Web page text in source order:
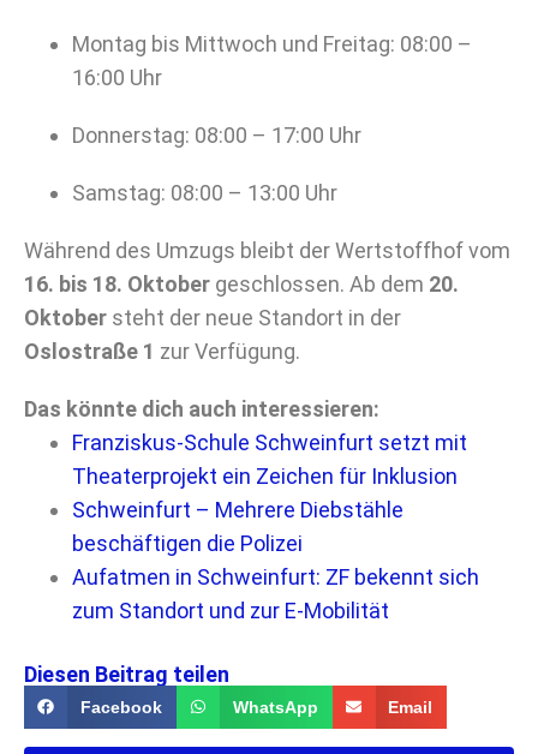
Montag bis Mittwoch und Freitag: 08:00 –
16:00 Uhr
Donnerstag: 08:00 – 17:00 Uhr
Samstag: 08:00 – 13:00 Uhr
Während des Umzugs bleibt der Wertstoffhof vom
16. bis 18. Oktober geschlossen. Ab dem 20.
Oktober steht der neue Standort in der
Oslostraße 1 zur Verfügung.
Das könnte dich auch interessieren:
Franziskus-Schule Schweinfurt setzt mit
Theaterprojekt ein Zeichen für Inklusion
Schweinfurt – Mehrere Diebstähle
beschäftigen die Polizei
Aufatmen in Schweinfurt: ZF bekennt sich
zum Standort und zur E-Mobilität
Diesen Beitrag teilen
Facebook WhatsApp Email